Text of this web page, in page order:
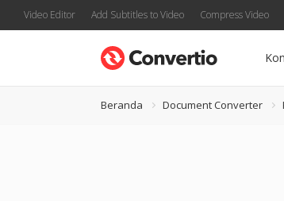
Video Editor Add Subtitles to Video Compress Video
Beranda Document Converter